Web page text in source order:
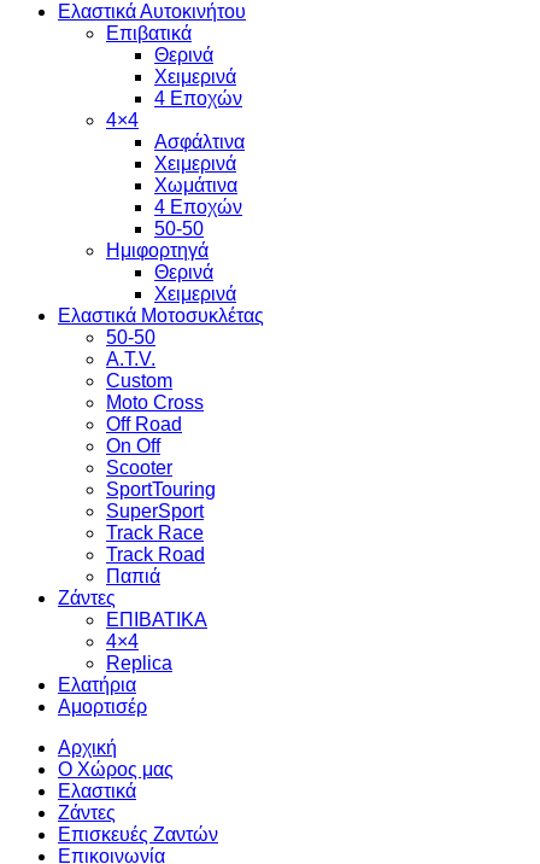
Ελαστικά Αυτοκινήτου
Επιβατικά
Θερινά
Χειμερινά
4 Εποχών
4×4
Ασφάλτινα
Χειμερινά
Χωμάτινα
4 Εποχών
50-50
Ημιφορτηγά
Θερινά
Χειμερινά
Ελαστικά Μοτοσυκλέτας
50-50
A.T.V.
Custom
Moto Cross
Off Road
On Off
Scooter
SportTouring
SuperSport
Track Race
Track Road
Παπιά
Ζάντες
ΕΠΙΒΑΤΙΚΑ
4×4
Replica
Ελατήρια
Αμορτισέρ
Αρχική
Ο Χώρος μας
Ελαστικά
Ζάντες
Επισκευές Ζαντών
Επικοινωνία